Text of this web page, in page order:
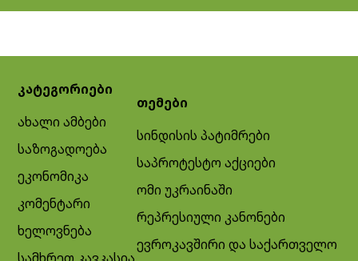
კატეგორიები
ახალი ამბები
საზოგადოება
ეკონომიკა
კომენტარი
ხელოვნება
სამხრეთ კავკასია
თემები
სინდისის პატიმრები
საპროტესტო აქციები
ომი უკრაინაში
რეპრესიული კანონები
ევროკავშირი და საქართველო